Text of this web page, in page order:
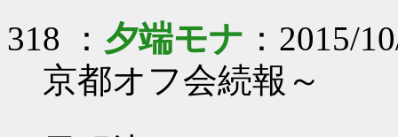
318 ： 夕端モナ ：2015/
京都オフ会続報～